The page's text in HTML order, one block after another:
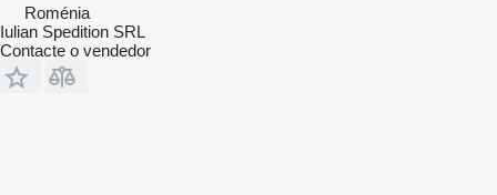
Roménia
Iulian Spedition SRL
Contacte o vendedor